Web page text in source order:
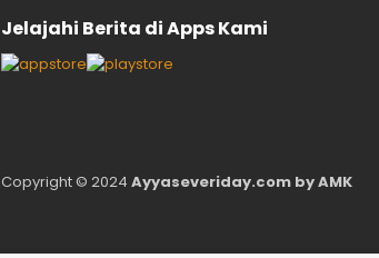
Jelajahi Berita di Apps Kami
Copyright © 2024 Ayyaseveriday.com by AMK